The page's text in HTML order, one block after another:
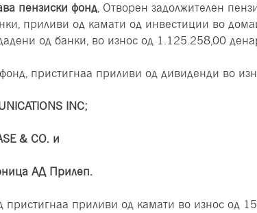
пензиски фонд, Отворен задолжителен
, приливи од камати од инвестиции во
од банки, во износ од 1.125.258,00
пристигнаа приливи од дивиденди во
INC;
& CO. и
АД Прилеп.
пристигнаа приливи од камати во износ од